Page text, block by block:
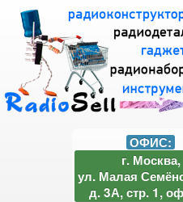
ОФИС:
г. Москва,
ул. Малая
д. 3А, стр. 1,